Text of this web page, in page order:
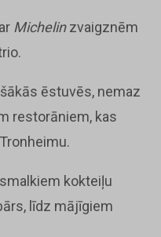
Michelinzvaigznēm
ēstuvēs, nemaz
restorāniem, kas
kokteiļu
līdz mājīgiem